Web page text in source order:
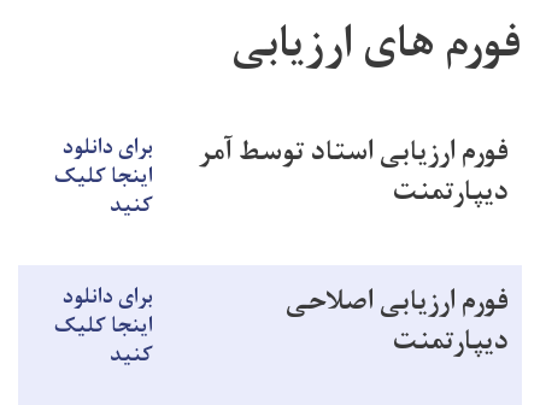
فورم های ارزیابی
فورم ارزیابی استاد توسط آمر
دیپارتمنت
برای دانلود
اینجا کلیک
کنید
فورم ارزیابی اصلاحی
دیپارتمنت
برای دانلود
اینجا کلیک
کنید